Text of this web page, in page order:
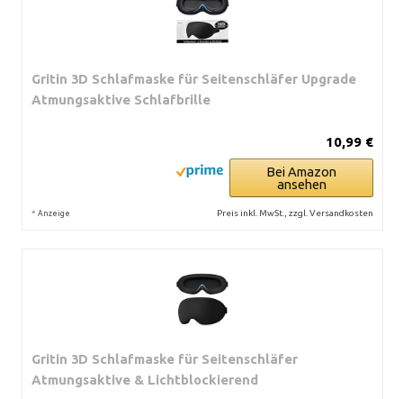
Gritin 3D Schlafmaske für Seitenschläfer Upgrade
Atmungsaktive Schlafbrille
10,99 €
Bei Amazon
ansehen
* Anzeige Preis inkl. MwSt., zzgl. Versandkosten
Gritin 3D Schlafmaske für Seitenschläfer
Atmungsaktive & Lichtblockierend